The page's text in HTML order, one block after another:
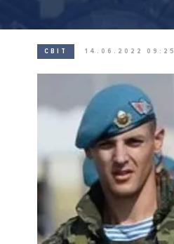
СВІТ 14.06.2022 09:25